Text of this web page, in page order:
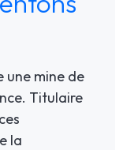
une mine de
Titulaire
la